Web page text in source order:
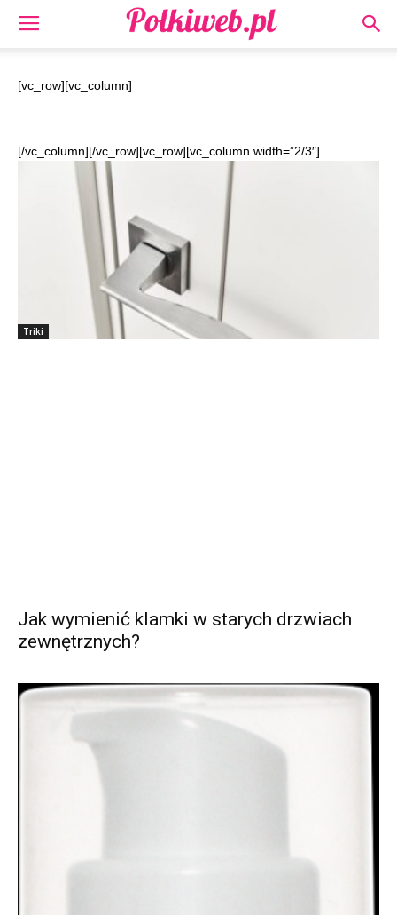
[vc_row][vc_column]
[/vc_column][/vc_row][vc_row][vc_column width=”2/3″]
Triki
Jak wymienić klamki w starych drzwiach
zewnętrznych?